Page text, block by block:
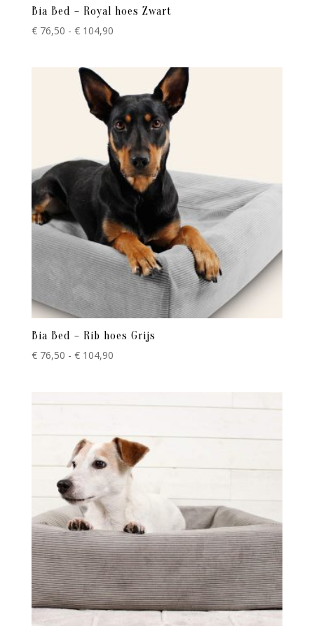
Bia Bed – Royal hoes Zwart
€76,50 - €104,90Prijsklasse:
Bia Bed – Rib hoes Grijs
€76,50 - €104,90Prijsklasse: